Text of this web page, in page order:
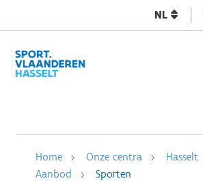
NL
Home Onze centra
Hasselt
Aanbod
Sporten